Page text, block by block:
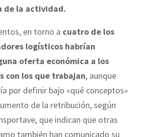
de la actividad.
en torno a cuatro de los
logísticos habrían
oferta económica a los
con los que trabajan, aunque
por definir bajo «qué conceptos»
de la retribución, según
que indican que otras
también han comunicado su